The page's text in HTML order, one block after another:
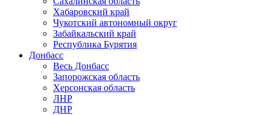
Хабаровский край
Чукотский автономный округ
Забайкальский край
Республика Бурятия
Донбасс
Весь Донбасс
Запорожская область
Херсонская область
ЛНР
ДНР